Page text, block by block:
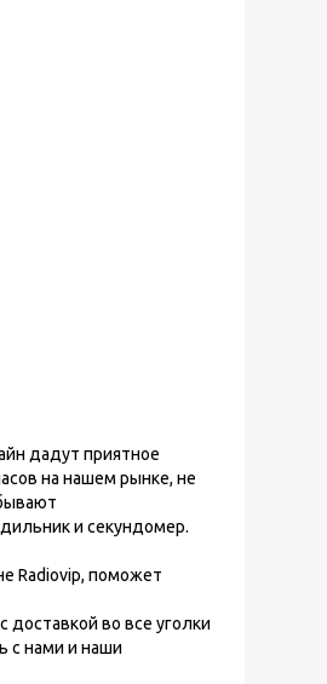
дадут приятное
на нашем рынке, не
и секундомер.
Radiovip, поможет
во все уголки
с нами и наши